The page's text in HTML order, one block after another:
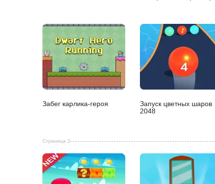
Забег карлика-героя
Запуск цветных шаров
2048
Страница 2